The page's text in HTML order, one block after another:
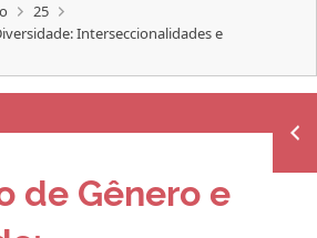
25
Interseccionalidades e
de Gênero e